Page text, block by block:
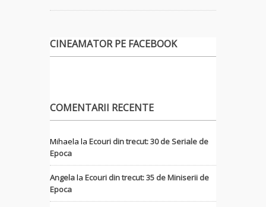
CINEAMATOR PE FACEBOOK
COMENTARII RECENTE
Mihaela la Ecouri din trecut: 30 de Seriale de
Epoca
Angelala Ecouri din trecut: 35 de Miniserii de
Epoca